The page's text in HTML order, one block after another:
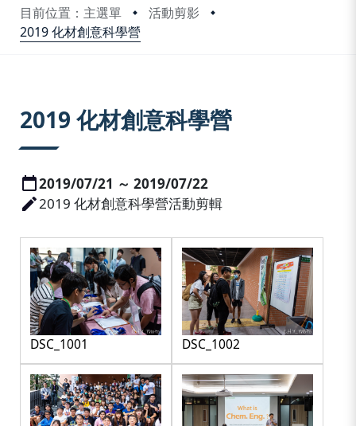
目前位置：主選單
活動剪影
2019 化材創意科學營
2019 化材創意科學營
2019/07/21 ～ 2019/07/22
2019 化材創意科學營活動剪輯
DSC_1001 DSC_1002